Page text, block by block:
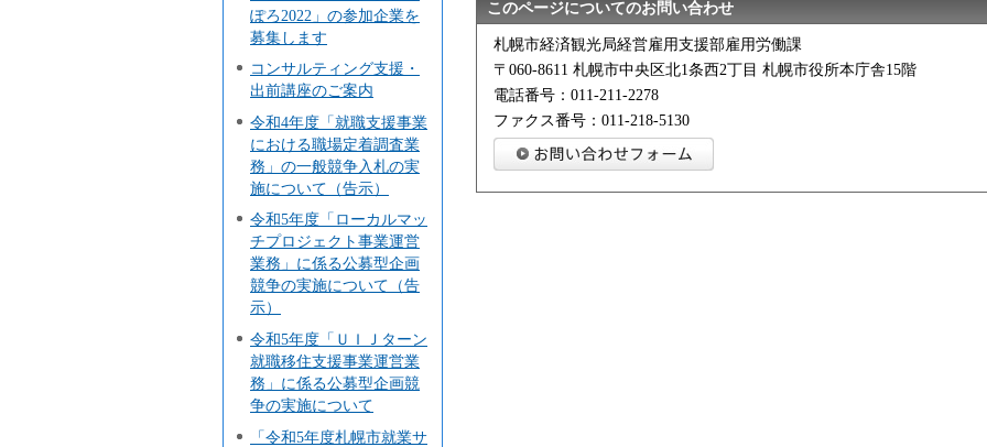
ぽろ2022」の参加企業を
募集します
コンサルティング支援・
出前講座のご案内
令和4年度「就職支援事業
における職場定着調査業
務」の一般競争入札の実
施について（告示）
令和5年度「ローカルマッ
チプロジェクト事業運営
業務」に係る公募型企画
競争の実施について（告
示）
令和5年度「ＵＩＪターン
就職移住支援事業運営業
務」に係る公募型企画競
争の実施について
「令和5年度札幌市就業サ
このページについてのお問い合わせ
札幌市経済観光局経営雇用支援部雇用労働課
〒060-8611 札幌市中央区北1条西2丁目 札幌市役所本庁舎15階
電話番号：011-211-2278
ファクス番号：011-218-5130